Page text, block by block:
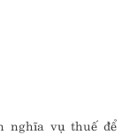
nghĩa vụ thuế để